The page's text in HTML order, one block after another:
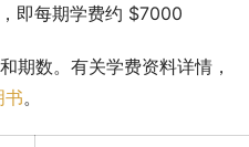
即每期学费约 $7000
期数。有关学费资料详情，
书。